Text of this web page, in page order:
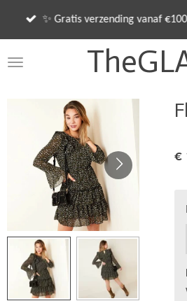
de
✨ Gratis verzending vanaf
€